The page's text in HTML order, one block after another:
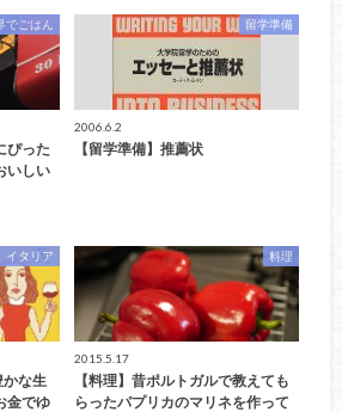
でごはん
ぴった
いしい
留学準備
2006.6.2
【留学準備】推薦状
イタリア
かな生
金でゆ
料理
2015.5.17
【料理】昔ポルトガルで教えても
らったパプリカのマリネを作って